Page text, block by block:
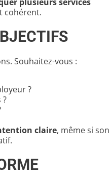
cohérent.
Souhaitez-vous :
?
claire, même si son